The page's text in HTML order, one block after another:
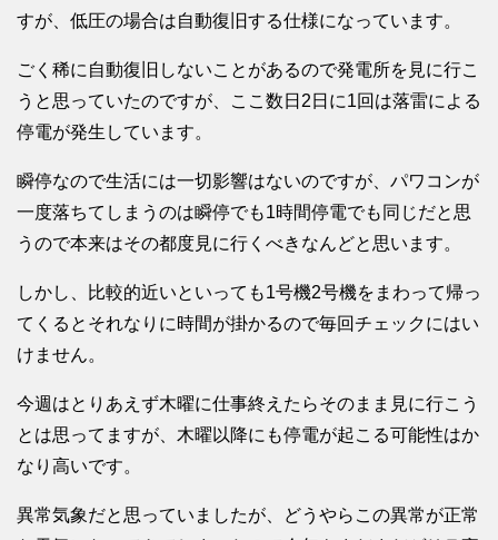
すが、低圧の場合は自動復旧する仕様になっています。
ごく稀に自動復旧しないことがあるので発電所を見に行こ
うと思っていたのですが、ここ数日2日に1回は落雷による
停電が発生しています。
瞬停なので生活には一切影響はないのですが、パワコンが
一度落ちてしまうのは瞬停でも1時間停電でも同じだと思
うので本来はその都度見に行くべきなんどと思います。
しかし、比較的近いといっても1号機2号機をまわって帰っ
てくるとそれなりに時間が掛かるので毎回チェックにはい
けません。
今週はとりあえず木曜に仕事終えたらそのまま見に行こう
とは思ってますが、木曜以降にも停電が起こる可能性はか
なり高いです。
異常気象だと思っていましたが、どうやらこの異常が正常